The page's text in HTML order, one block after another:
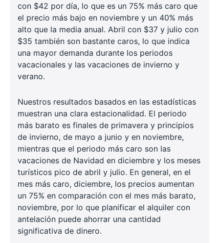
con $42 por día, lo que es un 75% más caro que
el precio más bajo en noviembre y un 40% más
alto que la media anual. Abril con $37 y julio con
$35 también son bastante caros, lo que indica
una mayor demanda durante los periodos
vacacionales y las vacaciones de invierno y
verano.
Nuestros resultados basados en las estadísticas
muestran una clara estacionalidad. El periodo
más barato es finales de primavera y principios
de invierno, de mayo a junio y en noviembre,
mientras que el periodo más caro son las
vacaciones de Navidad en diciembre y los meses
turísticos pico de abril y julio. En general, en el
mes más caro, diciembre, los precios aumentan
un 75% en comparación con el mes más barato,
noviembre, por lo que planificar el alquiler con
antelación puede ahorrar una cantidad
significativa de dinero.